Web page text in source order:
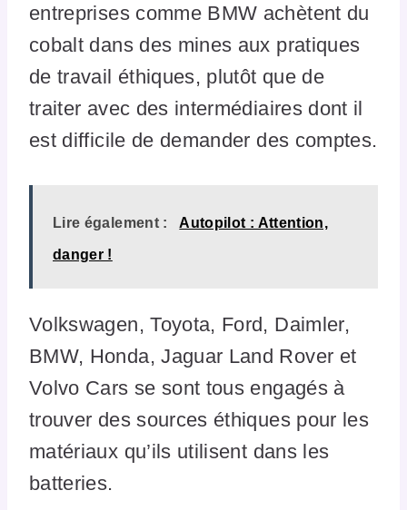
entreprises comme BMW achètent du
cobalt dans des mines aux pratiques
de travail éthiques, plutôt que de
traiter avec des intermédiaires dont il
est difficile de demander des comptes.
Lire également : Autopilot : Attention,
danger !
Volkswagen, Toyota, Ford, Daimler,
BMW, Honda, Jaguar Land Rover et
Volvo Cars se sont tous engagés à
trouver des sources éthiques pour les
matériaux qu’ils utilisent dans les
batteries.